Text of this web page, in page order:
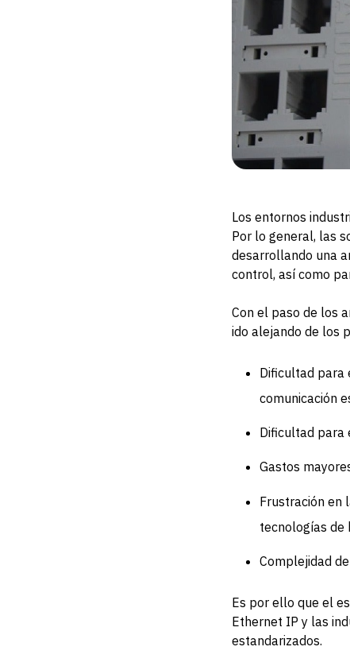
Los entornos
Por lo general, las
desarrollando una
control, así como
Con el paso de los
ido alejando de los
Dificultad para
comunicación
Dificultad para
Gastos
Frustración en
tecnologías de
Complejidad
Es por ello que el
Ethernet IP y las
estandarizados.